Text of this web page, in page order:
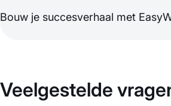
Bouw je succesverhaal met
Veelgestelde